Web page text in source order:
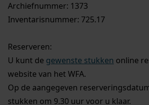
Archiefnummer: 1373
Inventarisnummer: 725.17
Reserveren:
U kunt de gewenste stukken online
website van het WFA.
Op de aangegeven
stukken om 9.30 uur voor u klaar.